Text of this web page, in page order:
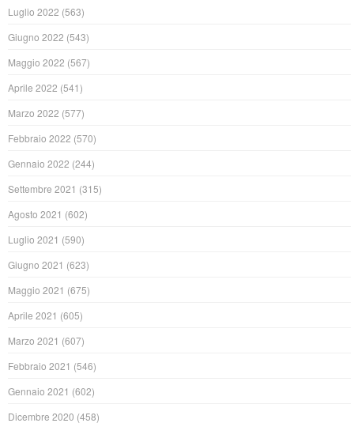
Luglio 2022 (563)
Giugno 2022 (543)
Maggio 2022 (567)
Aprile 2022 (541)
Marzo 2022 (577)
Febbraio 2022 (570)
Gennaio 2022 (244)
Settembre 2021 (315)
Agosto 2021 (602)
Luglio 2021 (590)
Giugno 2021 (623)
Maggio 2021 (675)
Aprile 2021 (605)
Marzo 2021 (607)
Febbraio 2021 (546)
Gennaio 2021 (602)
Dicembre 2020 (458)